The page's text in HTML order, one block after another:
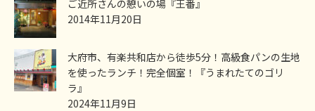
ご近所さんの憩いの場『王番』
2014年11月20日
大府市、有楽共和店から徒歩5分！高級食パンの生地
を使ったランチ！完全個室！『うまれたてのゴリ
ラ』
2024年11月9日